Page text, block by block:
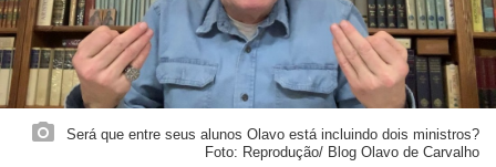
Será que entre seus alunos Olavo está incluindo dois ministros?
Foto: Reprodução/ Blog Olavo de Carvalho